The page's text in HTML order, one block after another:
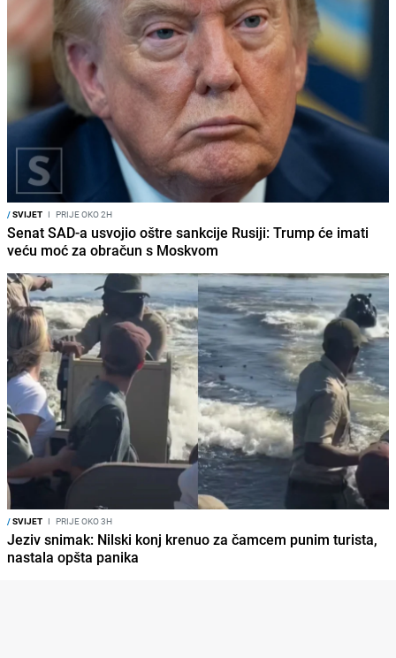
/SVIJET I PRIJE OKO 2H
Senat SAD-a usvojio oštre sankcije Rusiji: Trump će imati
veću moć za obračun s Moskvom
/SVIJET I PRIJE OKO 3H
Jeziv snimak: Nilski konj krenuo za čamcem punim turista,
nastala opšta panika